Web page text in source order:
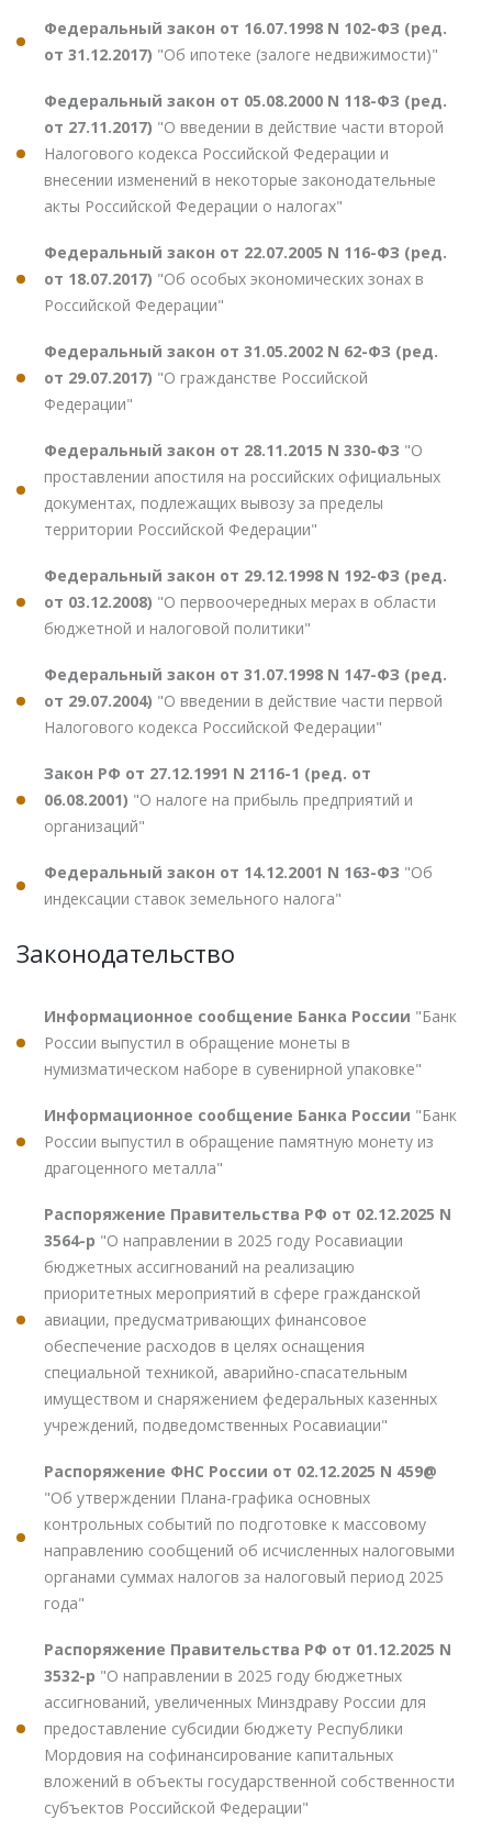
Федеральный закон от 16.07.1998 N 102-ФЗ (ред.
от 31.12.2017) "Об ипотеке (залоге недвижимости)"
Федеральный закон от 05.08.2000 N 118-ФЗ (ред.
от 27.11.2017) "О введении в действие части второй
Налогового кодекса Российской Федерации и
внесении изменений в некоторые законодательные
акты Российской Федерации о налогах"
Федеральный закон от 22.07.2005 N 116-ФЗ (ред.
от 18.07.2017) "Об особых экономических зонах в
Российской Федерации"
Федеральный закон от 31.05.2002 N 62-ФЗ (ред.
от 29.07.2017) "О гражданстве Российской
Федерации"
Федеральный закон от 28.11.2015 N 330-ФЗ "О
проставлении апостиля на российских официальных
документах, подлежащих вывозу за пределы
территории Российской Федерации"
Федеральный закон от 29.12.1998 N 192-ФЗ (ред.
от 03.12.2008) "О первоочередных мерах в области
бюджетной и налоговой политики"
Федеральный закон от 31.07.1998 N 147-ФЗ (ред.
от 29.07.2004) "О введении в действие части первой
Налогового кодекса Российской Федерации"
Закон РФ от 27.12.1991 N 2116-1 (ред. от
06.08.2001) "О налоге на прибыль предприятий и
организаций"
Федеральный закон от 14.12.2001 N 163-ФЗ "Об
индексации ставок земельного налога"
Законодательство
Информационное сообщение Банка России "Банк
России выпустил в обращение монеты в
нумизматическом наборе в сувенирной упаковке"
Информационное сообщение Банка России "Банк
России выпустил в обращение памятную монету из
драгоценного металла"
Распоряжение Правительства РФ от 02.12.2025 N
3564-р "О направлении в 2025 году Росавиации
бюджетных ассигнований на реализацию
приоритетных мероприятий в сфере гражданской
авиации, предусматривающих финансовое
обеспечение расходов в целях оснащения
специальной техникой, аварийно-спасательным
имуществом и снаряжением федеральных казенных
учреждений, подведомственных Росавиации"
Распоряжение ФНС России от 02.12.2025 N 459@
"Об утверждении Плана-графика основных
контрольных событий по подготовке к массовому
направлению сообщений об исчисленных налоговыми
органами суммах налогов за налоговый период 2025
года"
Распоряжение Правительства РФ от 01.12.2025 N
3532-р "О направлении в 2025 году бюджетных
ассигнований, увеличенных Минздраву России для
предоставление субсидии бюджету Республики
Мордовия на софинансирование капитальных
вложений в объекты государственной собственности
субъектов Российской Федерации"